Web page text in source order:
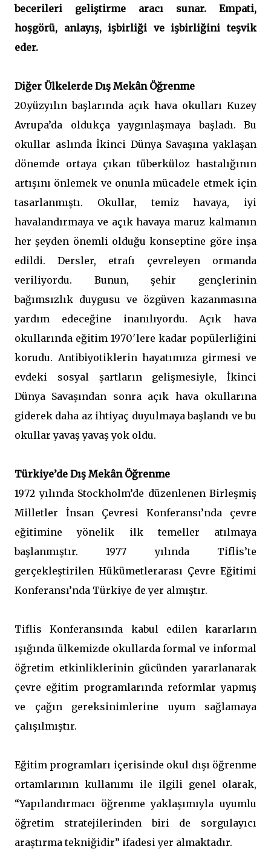
becerileri geliştirme aracı sunar. Empati,
hoşgörü, anlayış, işbirliği ve işbirliğini teşvik
eder.
Diğer Ülkelerde Dış Mekân Öğrenme
20.yüzyılın başlarında açık hava okulları Kuzey
Avrupa’da oldukça yaygınlaşmaya başladı. Bu
okullar aslında İkinci Dünya Savaşına yaklaşan
dönemde ortaya çıkan tüberküloz hastalığının
artışını önlemek ve onunla mücadele etmek için
tasarlanmıştı. Okullar, temiz havaya, iyi
havalandırmaya ve açık havaya maruz kalmanın
her şeyden önemli olduğu konseptine göre inşa
edildi. Dersler, etrafı çevreleyen ormanda
veriliyordu. Bunun, şehir gençlerinin
bağımsızlık duygusu ve özgüven kazanmasına
yardım edeceğine inanılıyordu. Açık hava
okullarında eğitim 1970′lere kadar popülerliğini
korudu. Antibiyotiklerin hayatımıza girmesi ve
evdeki sosyal şartların gelişmesiyle, İkinci
Dünya Savaşından sonra açık hava okullarına
giderek daha az ihtiyaç duyulmaya başlandı ve bu
okullar yavaş yavaş yok oldu.
Türkiye’de Dış Mekân Öğrenme
1972 yılında Stockholm’de düzenlenen Birleşmiş
Milletler İnsan Çevresi Konferansı’nda çevre
eğitimine yönelik ilk temeller atılmaya
başlanmıştır. 1977 yılında Tiflis’te
gerçekleştirilen Hükümetlerarası Çevre Eğitimi
Konferansı’nda Türkiye de yer almıştır.
Tiflis Konferansında kabul edilen kararların
ışığında ülkemizde okullarda formal ve informal
öğretim etkinliklerinin gücünden yararlanarak
çevre eğitim programlarında reformlar yapmış
ve çağın gereksinimlerine uyum sağlamaya
çalışılmıştır.
Eğitim programları içerisinde okul dışı öğrenme
ortamlarının kullanımı ile ilgili genel olarak,
“Yapılandırmacı öğrenme yaklaşımıyla uyumlu
öğretim stratejilerinden biri de sorgulayıcı
araştırma tekniğidir” ifadesi yer almaktadır.